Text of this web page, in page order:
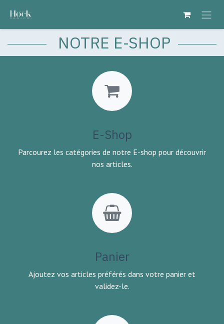
NOTRE E-SHOP
E-Shop
Parcourez les catégories de notre E-shop pour découvrir
nos articles.
Panier
Ajoutez vos articles préférés dans votre panier et
validez-le.